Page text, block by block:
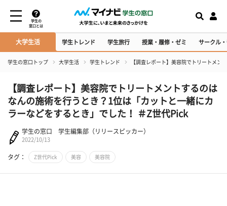
学生の
窓口とは
大学生活 学生トレンド 学生旅行 授業・履修・ゼミ サークル
学生の窓口トップ 大学生活 学生トレンド 【調査レポート】美容院でトリートメン
【調査レポート】美容院でトリートメントするのは
なんの施術を行うとき？1位は「カットと一緒にカ
ラーなどをするとき」でした！ ＃Z世代Pick
学生の窓口 学生編集部（リリースピッカー）
2022/10/13
タグ： Z世代Pick 美容 美容院